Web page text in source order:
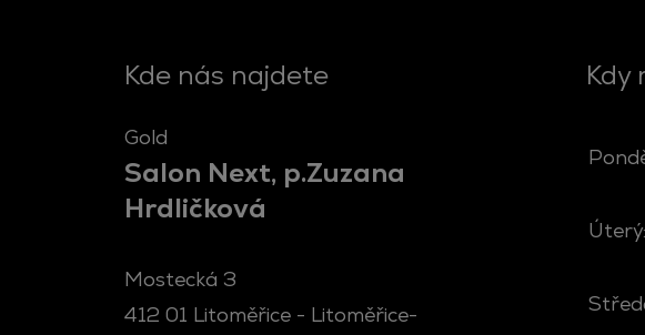
Kde nás najdete
gold
Salon Next, p.Zuzana
Hrdličková
Mostecká 3
412 01 Litoměřice - Litoměřice-
Kdy
Úterý: